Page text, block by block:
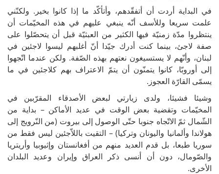
في البداية أردت أن أتفقّدهم، وأتأكّد ما إذا كانوا بخير. ولكنّني
علمت سريعا وللأسف أنّه ينبغي عليهم في هذه المخيّمات أن
ينتظروا مدّة زمنيّة فيها الكثير من العبثيّة قبل أن يتحصّلوا على
صفة لاجئ، بينما كنت أدرك جيّدا أنّ أغلبهم ليسوا لاجئين في
لبنان، وأنّهم لا يستسيغون نعتهم بهذه الصّفة. ولكن عندما اتّجهوا
إلى أوروبّا، كانوا يتمنّون أن يتمّ الاعتراف بهم كلاجئين في ما
يسمّى القارّة العجوز.
وشيئا فشيئا، ولدى زيارتي لبعض الأصدقاء المقرّبين في
المخيّمات وتقضية بعض الوقت في عديد الأماكن – بداية من
الشّمال ثمّ الاتّجاه جنوبا حتّى الوصول إلى بيروت (من النّرويج إلى
هولاندا وألمانيا واليونان وتركيا) – التقيت باللاّجئين ليس فقط من
سوريا طبعا، بل قدم العديد منهم من أفغانستان وإثيوبيا وأريتريا
والصّومال، دون أن أنسى ذكر العراق وإيران وعديد البلدان
الأخرى.